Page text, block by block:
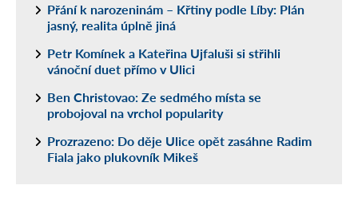
Přání k narozeninám – Křtiny podle Líby: Plán
jasný, realita úplně jiná
Petr Komínek a Kateřina Ujfaluši si střihli
vánoční duet přímo v Ulici
Ben Christovao: Ze sedmého místa se
probojoval na vrchol popularity
Prozrazeno: Do děje Ulice opět zasáhne Radim
Fiala jako plukovník Mikeš